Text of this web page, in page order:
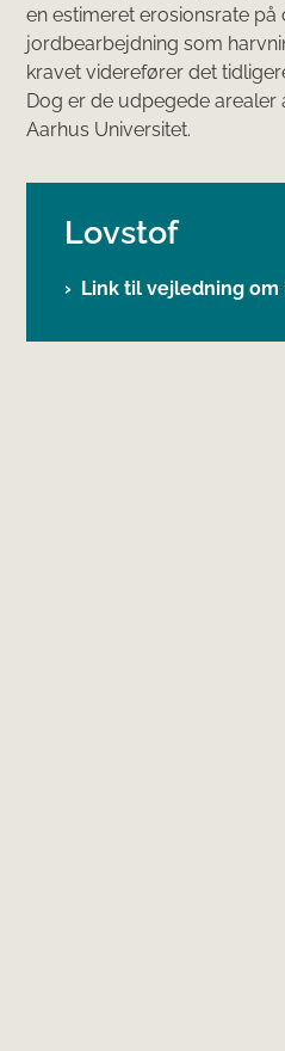
en estimeret erosionsrate
jordbearbejdning som
kravet viderefører det
Dog er de udpegede
Aarhus Universitet.
Lovstof
Link til vejledning